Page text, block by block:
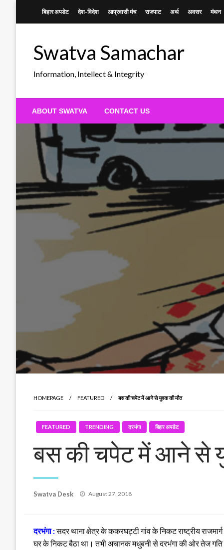
बिहार अपडेट देश-विदेश आप्रवासी मंच राजपाट अर्थ अवसर मंथन
Swatva Samachar
Information, Intellect & Integrity
ABOUT SWATVA CONTACT US
HOMEPAGE FEATURED बस की चपेट में आने से युवक की मौत
FEATURED TRENDING दरभंगा बिहार अपडेट
बस की चपेट में आने से
Swatva Desk
Posted
August 27, 2018
दरभंगा :सदर थाना क्षेत्र के ककरघट्टी गांव के निकट राष्ट्रीय
घर के निकट बैठा था। तभी अचानक मधुबनी से दरभंगा की ओर तेज